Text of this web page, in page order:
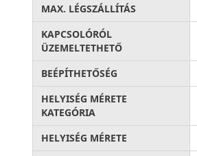
MAX. LÉGSZÁLLÍTÁS
KAPCSOLÓRÓL
ÜZEMELTETHETŐ
BEÉPÍTHETŐSÉG
HELYISÉG MÉRETE
KATEGÓRIA
HELYISÉG MÉRETE